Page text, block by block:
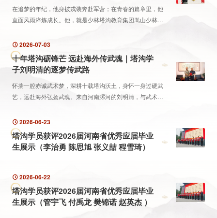
​在追梦的年纪，他身披戎装奔赴军营；在青春的篇章里，他
直面风雨淬炼成长。他，就是少林塔沟教育集团嵩山少林武
们走近这位完成了从“学管助理”到“特种兵”，再到“...
2026-07-03
十年塔沟砺锋芒 远赴海外传武魂｜塔沟学
子刘明清的逐梦传武路
怀揣一腔赤诚武术梦，深耕十载塔沟沃土，身怀一身过硬武
艺，远赴海外弘扬武魂。来自河南漯河的刘明清，与武术的
2026-06-23
塔沟学员获评2026届河南省优秀应届毕业
生展示（李治勇 陈思旭 张义喆 程雪琦）
2026-06-22
塔沟学员获评2026届河南省优秀应届毕业
生展示（管宇飞 付禹龙 樊锦诺 赵英杰 ）